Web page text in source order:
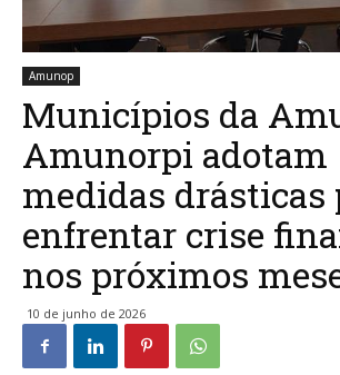
Amunop
Municípios da
Amunorpi adotam
medidas drásticas
enfrentar crise
nos próximos
10 de junho de 2026